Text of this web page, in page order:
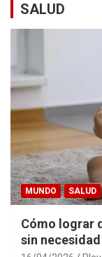
SALUD
MUNDO SALUD
Cómo lograr
sin